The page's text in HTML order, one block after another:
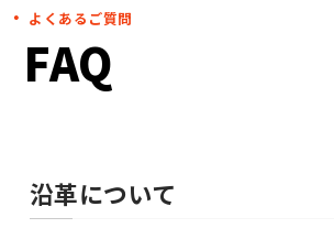
よくあるご質問
FAQ
沿革について